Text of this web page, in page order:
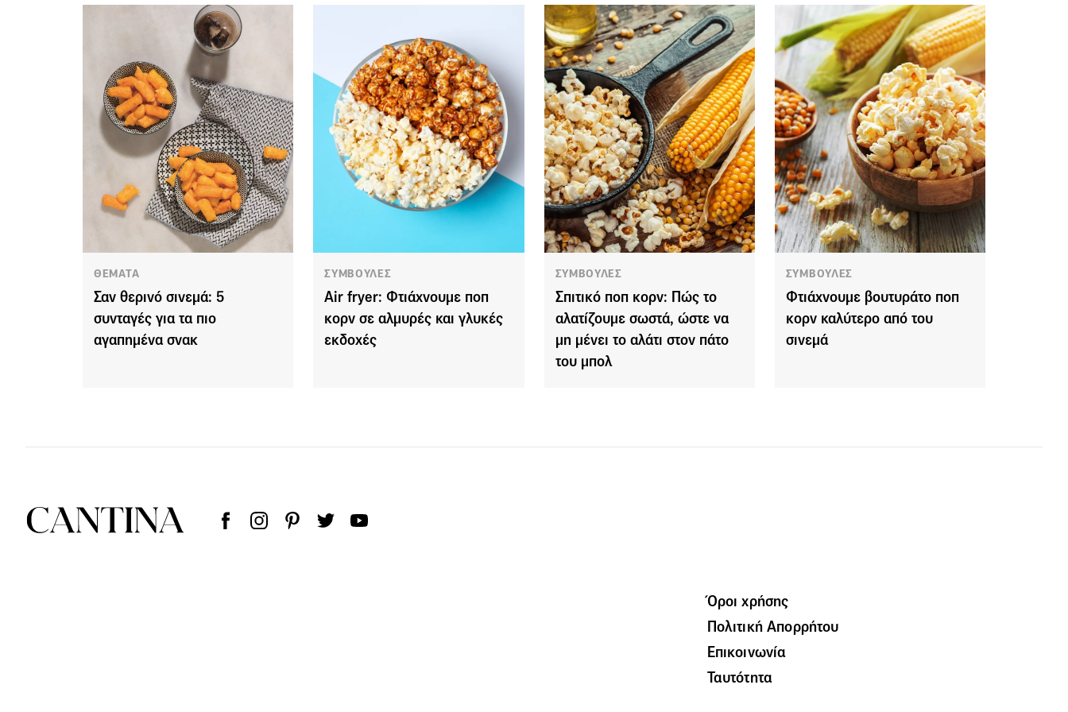
ΘΕΜΑΤΑ
Σαν θερινό σινεμά: 5
συνταγές για τα πιο
αγαπημένα σνακ
ΣΥΜΒΟΥΛΕΣ
Αir fryer: Φτιάχνουμε ποπ
κορν σε αλμυρές και γλυκές
εκδοχές
ΣΥΜΒΟΥΛΕΣ
Σπιτικό ποπ κορν: Πώς το
αλατίζουμε σωστά, ώστε να
μη μένει το αλάτι στον πάτο
του μπολ
ΣΥΜΒΟΥΛΕΣ
Φτιάχνουμε βουτυράτο ποπ
κορν καλύτερο από του
σινεμά
Όροι χρήσης
Πολιτική Απορρήτου
Επικοινωνία
Ταυτότητα